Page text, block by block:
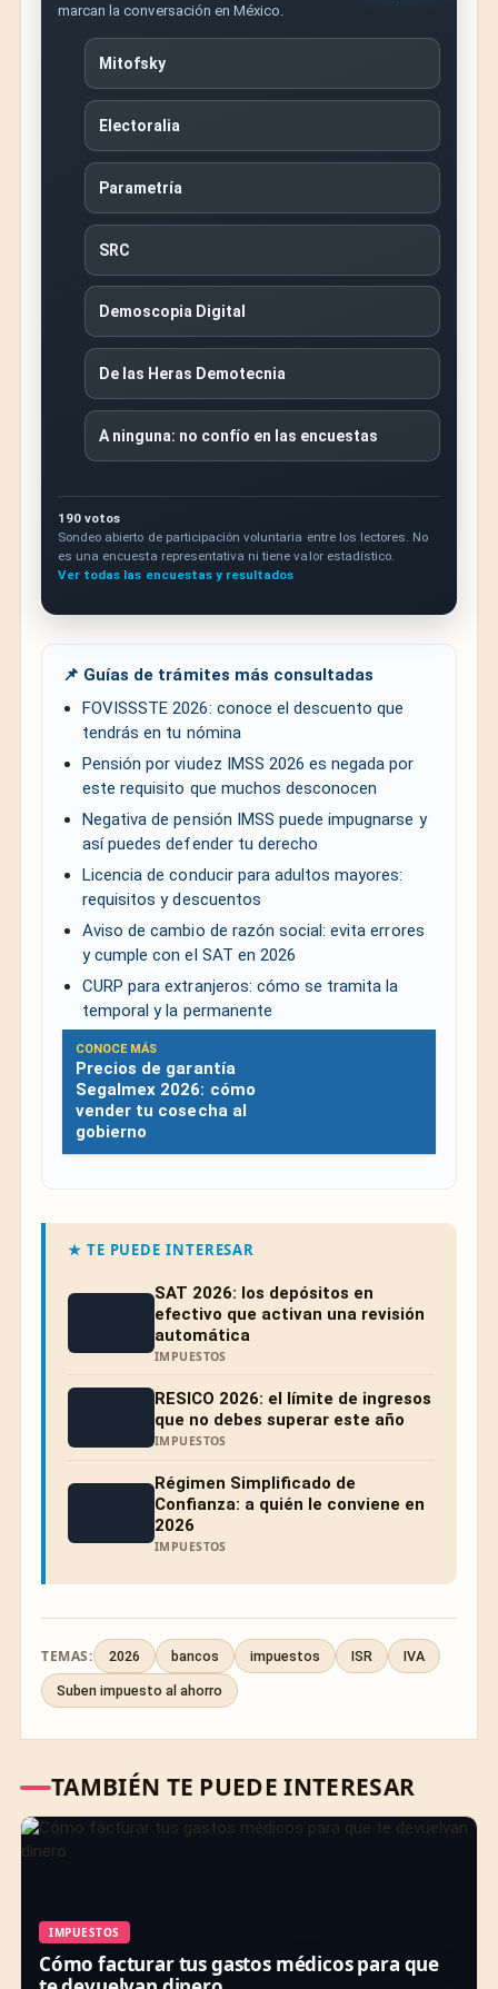
marcan la conversación en México.
Mitofsky
Electoralia
Parametría
SRC
Demoscopia Digital
De las Heras Demotecnia
A ninguna: no confío en las encuestas
190 votos
Sondeo abierto de participación voluntaria entre los lectores. No
es una encuesta representativa ni tiene valor estadístico.
Ver todas las encuestas y resultados
📌 Guías de trámites más consultadas
FOVISSSTE 2026: conoce el descuento que
tendrás en tu nómina
Pensión por viudez IMSS 2026 es negada por
este requisito que muchos desconocen
Negativa de pensión IMSS puede impugnarse y
así puedes defender tu derecho
Licencia de conducir para adultos mayores:
requisitos y descuentos
Aviso de cambio de razón social: evita errores
y cumple con el SAT en 2026
CURP para extranjeros: cómo se tramita la
temporal y la permanente
CONOCE MÁS
Precios de garantía
Segalmex 2026: cómo
vender tu cosecha al
gobierno
★ TE PUEDE INTERESAR
SAT 2026: los depósitos en
efectivo que activan una revisión
automática
IMPUESTOS
RESICO 2026: el límite de ingresos
que no debes superar este año
IMPUESTOS
Régimen Simplificado de
Confianza: a quién le conviene en
2026
IMPUESTOS
TEMAS: 2026 bancos impuestos ISR IVA
Suben impuesto al ahorro
TAMBIÉN TE PUEDE INTERESAR
IMPUESTOS
Cómo facturar tus gastos médicos para que